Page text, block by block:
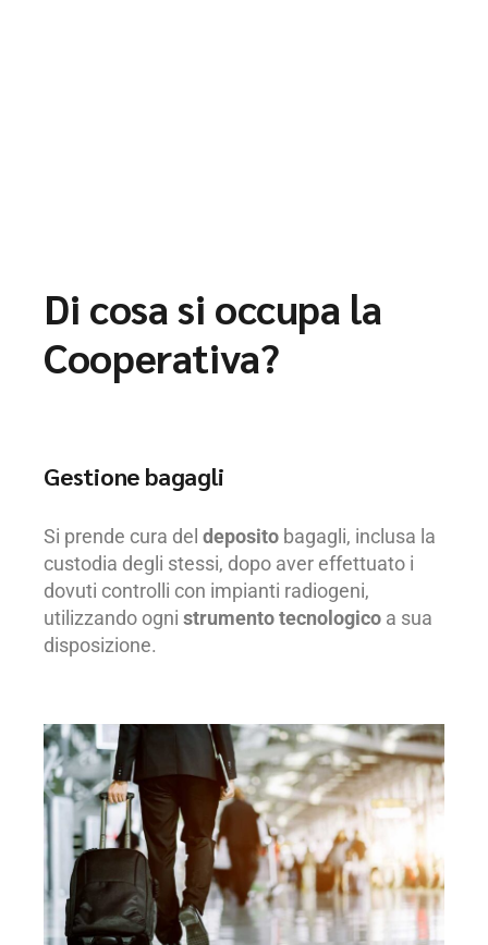
Di cosa si occupa la
Cooperativa?
Gestione bagagli
Si prende cura del deposito bagagli, inclusa la
custodia degli stessi, dopo aver effettuato i
dovuti controlli con impianti radiogeni,
utilizzando ogni strumento tecnologico a sua
disposizione.